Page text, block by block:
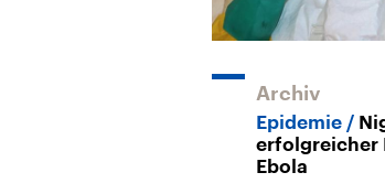
Archiv
Epidemie
erfolgreicher
Ebola